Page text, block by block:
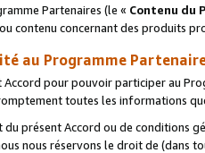
Partenaires (le « Contenu du
contenu concernant des produits
au Programme
pour pouvoir participer au
toutes les informations
présent Accord ou de conditions
nous réservons le droit de (dans